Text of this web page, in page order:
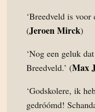
‘Breedveld is voor
(Jeroen Mirck)
‘Nog een geluk
Breedveld.’ (Max
‘Godskolere, ik
gedróómd!